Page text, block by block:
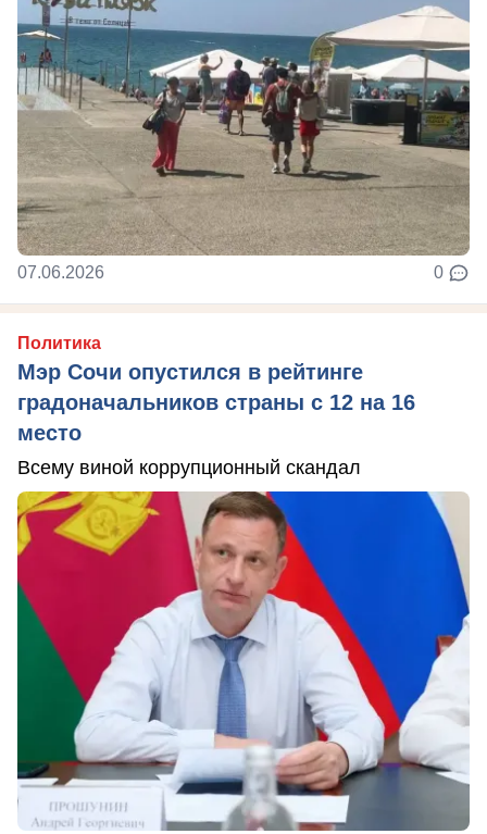
07.06.2026 0
Политика
Мэр Сочи опустился в рейтинге
градоначальников страны с 12 на 16
место
Всему виной коррупционный скандал